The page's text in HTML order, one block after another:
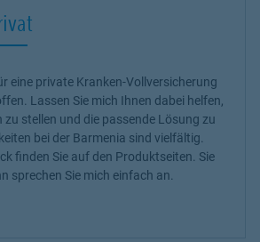
eine private Kranken-Vollversicherung
Lassen Sie mich Ihnen dabei helfen,
zu stellen und die passende Lösung zu
bei der Barmenia sind vielfältig.
finden Sie auf den Produktseiten. Sie
sprechen Sie mich einfach an.
Opens in New Tab